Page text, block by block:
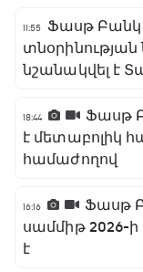
11:55
Ֆասթ
նշանակվել է
18:44
Ֆասթ
է մետաբոլիկ
համաժողով
16:16
Ֆասթ
սամմիթ 2026-
է